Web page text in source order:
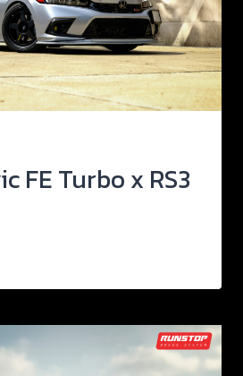
FE Turbo x RS3